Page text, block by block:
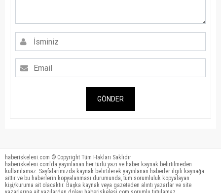
GÖNDER
haberiskelesi.com © Copyright Tüm Hakları Saklıdır
haberiskelesi.com'da yayınlanan her türlü yazı ve haber kaynak belirtilmeden
kullanılamaz. Sayfalarımızda kaynak belirtilerek yayınlanan haberler ilgili kaynağa
aittir ve bu haberlerin kopyalanması durumunda, tüm sorumluluk kopyalayan
kişi/kuruma ait olacaktır. Başka kaynak veya gazeteden alıntı yazarlar ve site